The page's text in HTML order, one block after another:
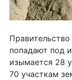
попадают под
изымается 28
70 участкам